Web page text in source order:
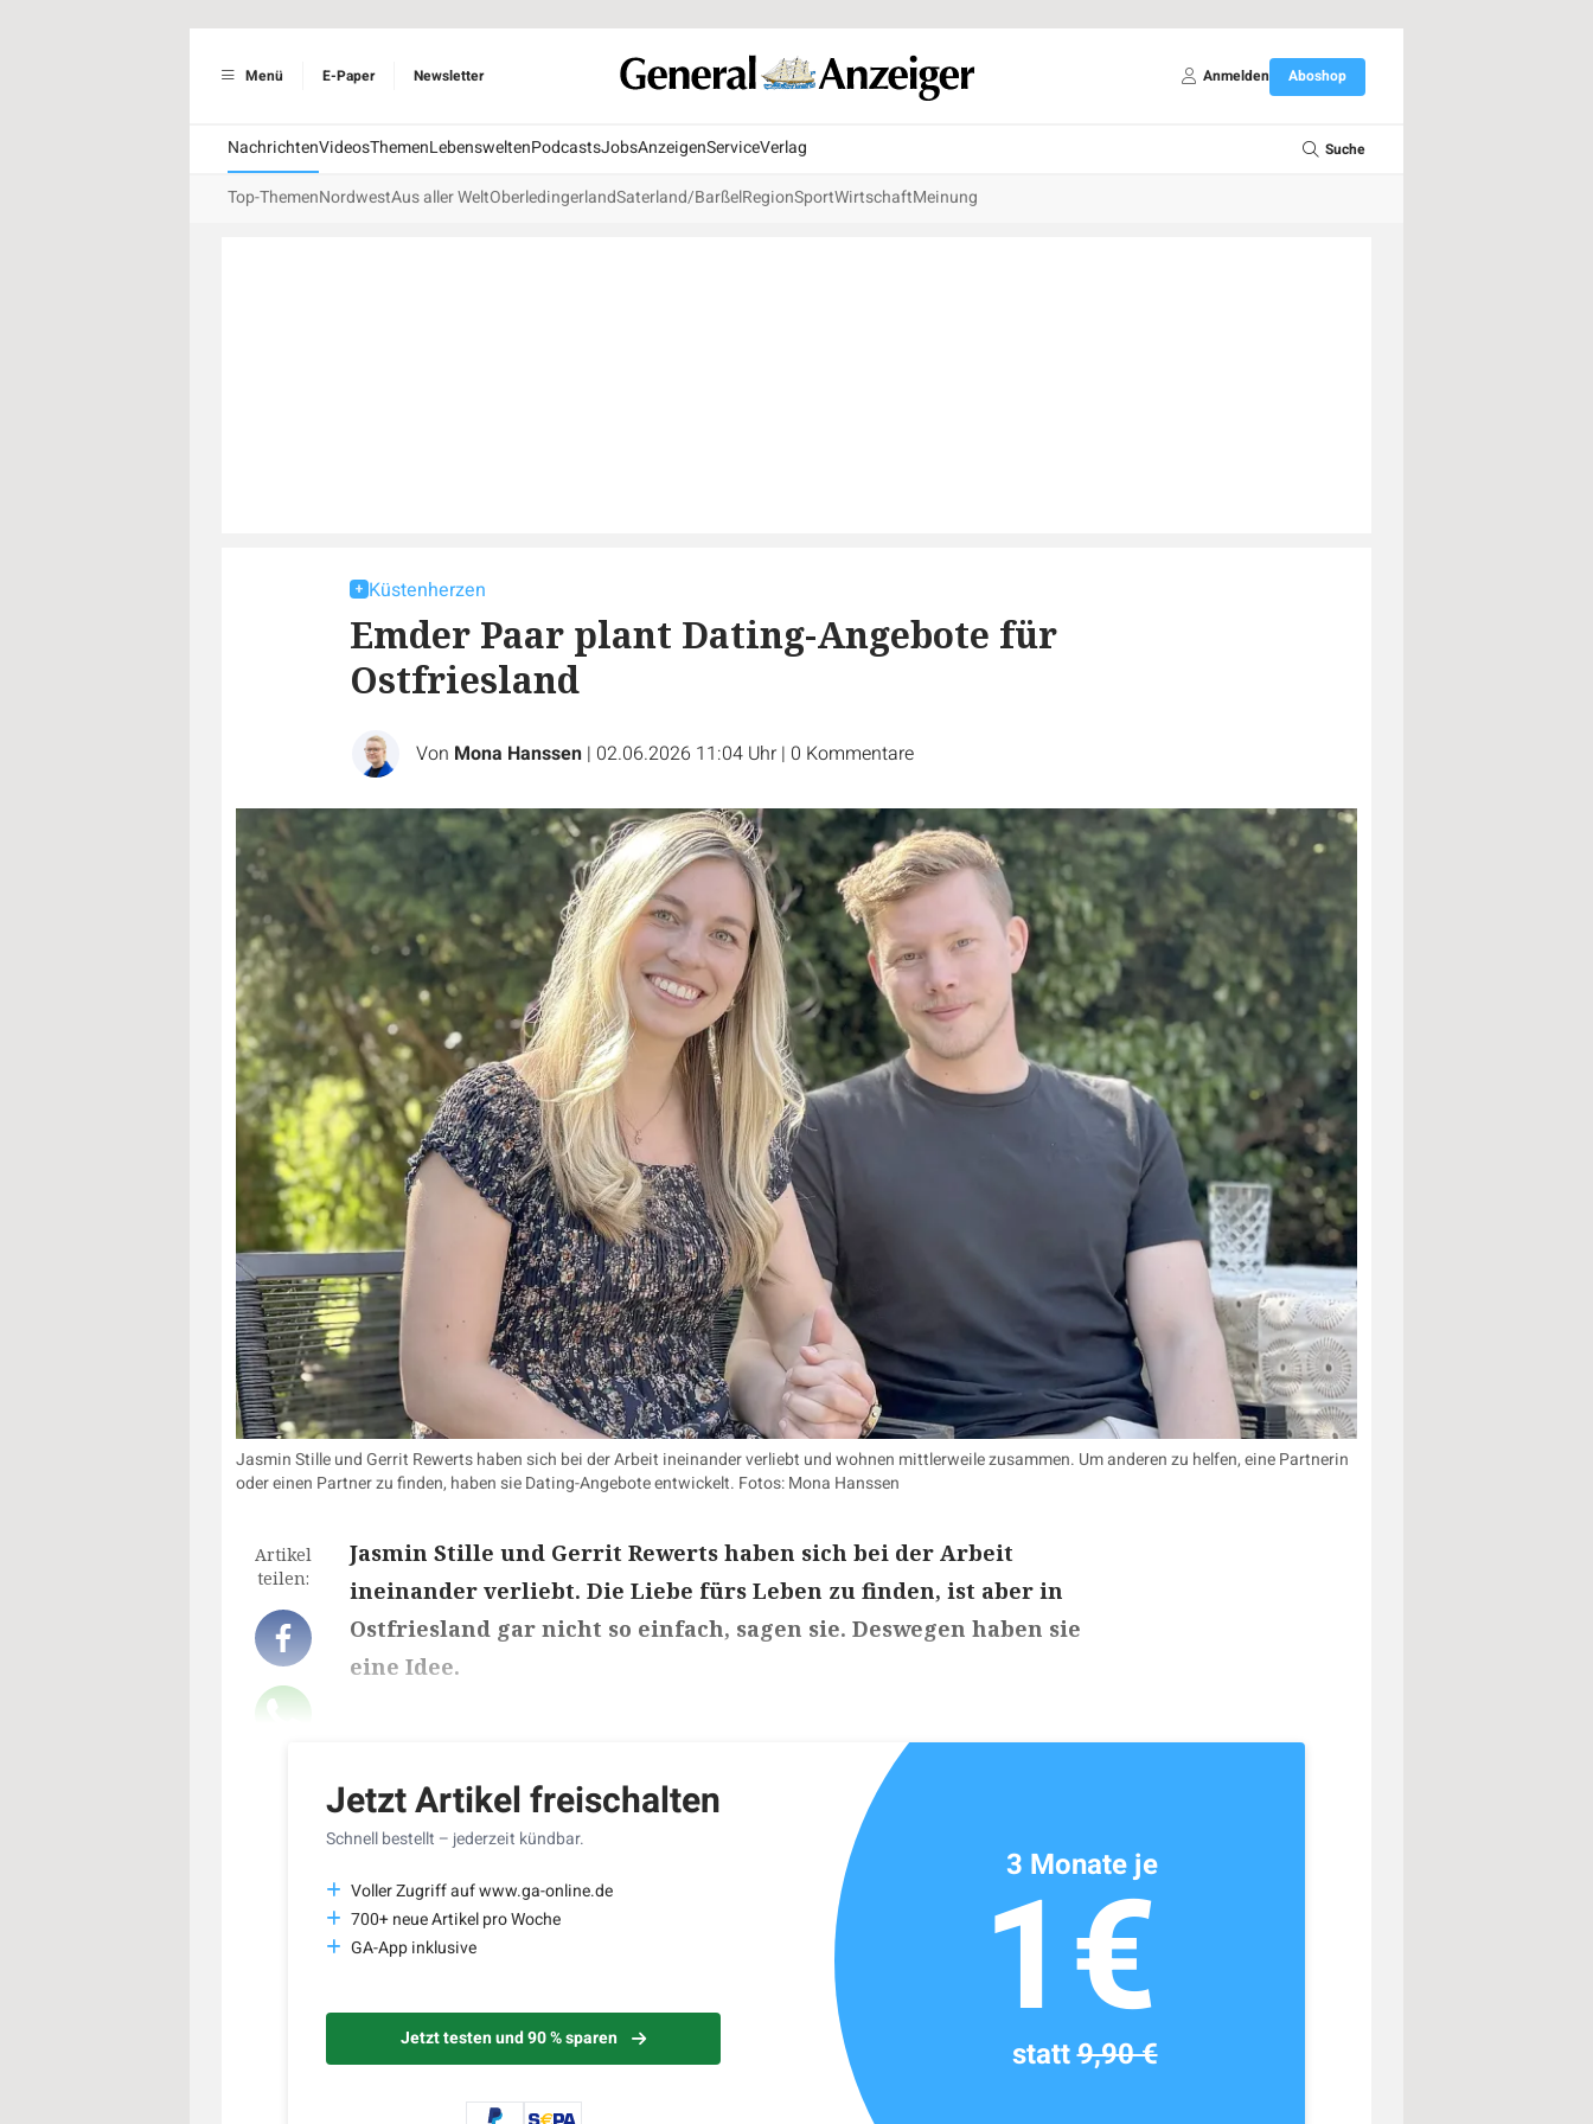
Menü E-Paper Newsletter Anmelden Aboshop
NachrichtenVideosThemenLebensweltenPodcastsJobsAnzeigenServiceVerlag Suche
Top-ThemenNordwestAus aller WeltOberledingerlandSaterland/BarßelRegionSportWirtschaftMeinung
Küstenherzen
Emder Paar plant Dating-Angebote für
Ostfriesland
Von Mona Hanssen | 02.06.2026 11:04 Uhr | 0 Kommentare
Jasmin Stille und Gerrit Rewerts haben sich bei der Arbeit ineinander verliebt und wohnen mittlerweile zusammen. Um anderen zu helfen, eine Partnerin
oder einen Partner zu finden, haben sie Dating-Angebote entwickelt. Fotos: Mona Hanssen
Artikel
teilen:
Jasmin Stille und Gerrit Rewerts haben sich bei der Arbeit
ineinander verliebt. Die Liebe fürs Leben zu finden, ist aber in
Ostfriesland gar nicht so einfach, sagen sie. Deswegen haben sie
eine Idee.
Jetzt Artikel freischalten
Schnell bestellt – jederzeit kündbar.
Voller Zugriff auf www.ga-online.de
700+ neue Artikel pro Woche
GA-App inklusive
Jetzt testen und 90 % sparen
3 Monate je
1€
statt9,90 €